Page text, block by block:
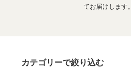
てお届けします。
カテゴリーで絞り込む